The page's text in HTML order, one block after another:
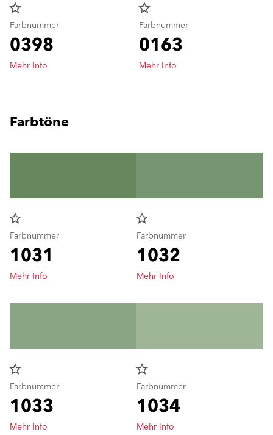
star_border
Farbnummer
0398
Mehr Info
star_border
Farbnummer
0163
Mehr Info
Farbtöne
star_border
Farbnummer
1031
Mehr Info
star_border
Farbnummer
1032
Mehr Info
star_border
Farbnummer
1033
Mehr Info
star_border
Farbnummer
1034
Mehr Info